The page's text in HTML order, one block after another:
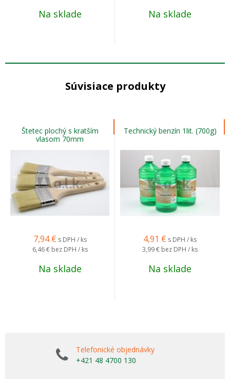
Na sklade Na sklade
Súvisiace produkty
Štetec plochý s kratším
vlasom 70mm
7,94 € s DPH / ks
6,46 € bez DPH / ks
Na sklade
Technický benzín 1lit. (700g)
4,91 € s DPH / ks
3,99 € bez DPH / ks
Na sklade
Telefonické objednávky
+421 48 4700 130